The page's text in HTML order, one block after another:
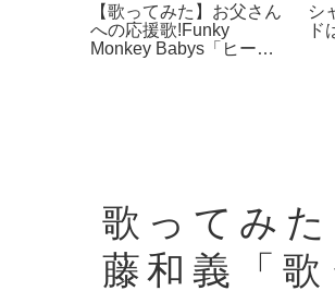
【歌ってみた】お父さん
への応援歌!Funky
Monkey Babys「ヒーロ
シ
ド
歌ってみ
藤和義「